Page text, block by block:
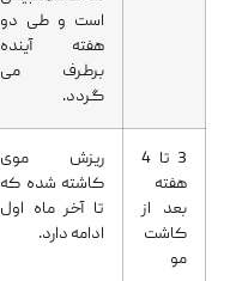
است و طی دو
هفته آینده
برطرف می
گردد.
3 تا 4
هفته
بعد از
کاشت
مو
ریزش موی
کاشته شده که
تا آخر ماه اول
ادامه دارد.